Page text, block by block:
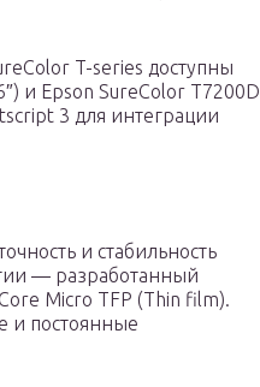
T-series доступны
и Epson SureColor T7200D
3 для интеграции
и стабильность
— разработанный
Micro TFP (Thin film).
и постоянные